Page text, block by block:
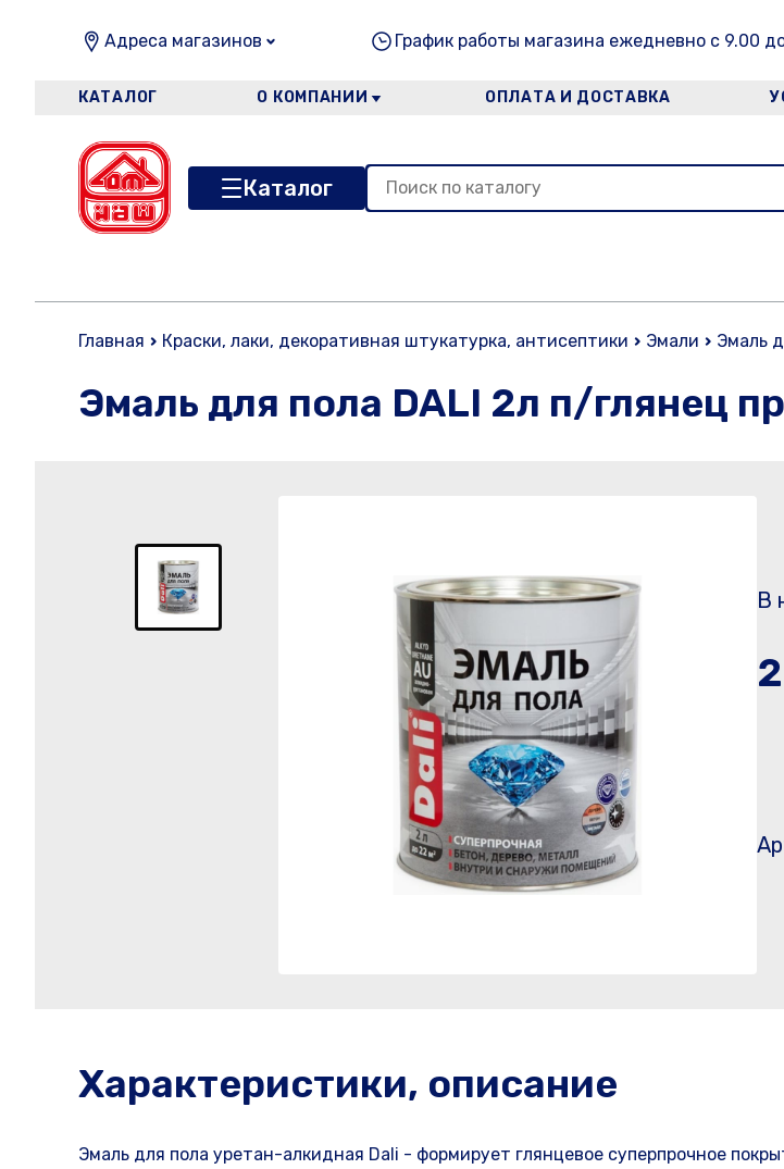
Адреса магазинов График работы магазина ежедневно с 9.00
КАТАЛОГ О КОМПАНИИ ОПЛАТА И ДОСТАВКА
Каталог
Главная Краски, лаки, декоративная штукатурка, антисептики Эмали Эмаль
Эмаль для пола DALI 2л п/глянец
В
Характеристики, описание
Эмаль для пола уретан-алкидная Dali - формирует глянцевое суперпрочное